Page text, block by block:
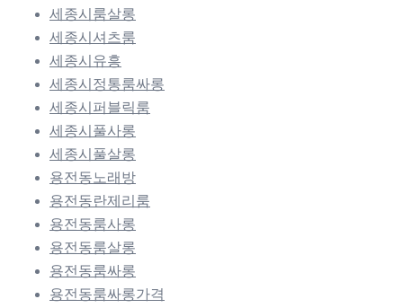
세종시룸살롱
세종시셔츠룸
세종시유흥
세종시정통룸싸롱
세종시퍼블릭룸
세종시풀사롱
세종시풀살롱
용전동노래방
용전동란제리룸
용전동룸사롱
용전동룸살롱
용전동룸싸롱
용전동룸싸롱가격